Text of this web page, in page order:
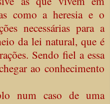
como a heresia e o
necessárias para a
da lei natural, que é
Sendo fiel a essa
ao conhecimento
num caso de uma